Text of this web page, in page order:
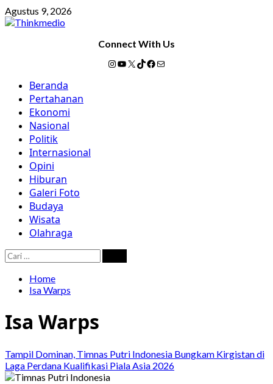
Skip
to
Agustus 9, 2026
Connect With Us
Instagram
YouTube
X TikTok
Facebook
Mail
Primary
Menu
Beranda
Pertahanan
Ekonomi
Nasional
Politik
Internasional
Opini
Hiburan
Galeri Foto
Budaya
Wisata
Olahraga
Cari
untuk:
Home
Isa Warps
Isa Warps
Tampil Dominan, Timnas Putri Indonesia Bungkam Kirgistan di
Laga Perdana Kualifikasi Piala Asia 2026